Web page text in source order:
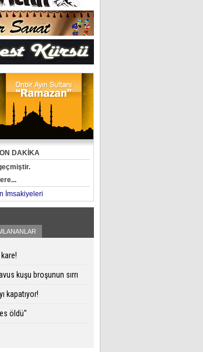
şok etti
stat için tarih
DAKİKA
İmsakiyeleri
kuşu broşunun sırrı
kapatıyor!
öldü''